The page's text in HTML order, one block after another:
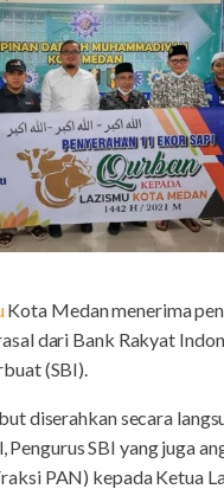
Kota Medan menerima
dari Bank Rakyat
(SBI).
diserahkan secara
Pengurus SBI yang juga
PAN) kepada Ketua